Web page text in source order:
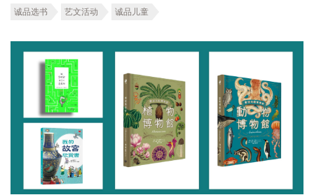
诚品选书 艺文活动 诚品儿童